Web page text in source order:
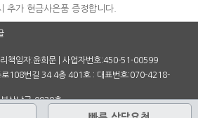
추가 현금사은품 증정합니다.
책임자:윤희문 | 사업자번호:450-51-00599
로108번길 34 4층 401호 : 대표번호:070-4218-
산남구-0939호